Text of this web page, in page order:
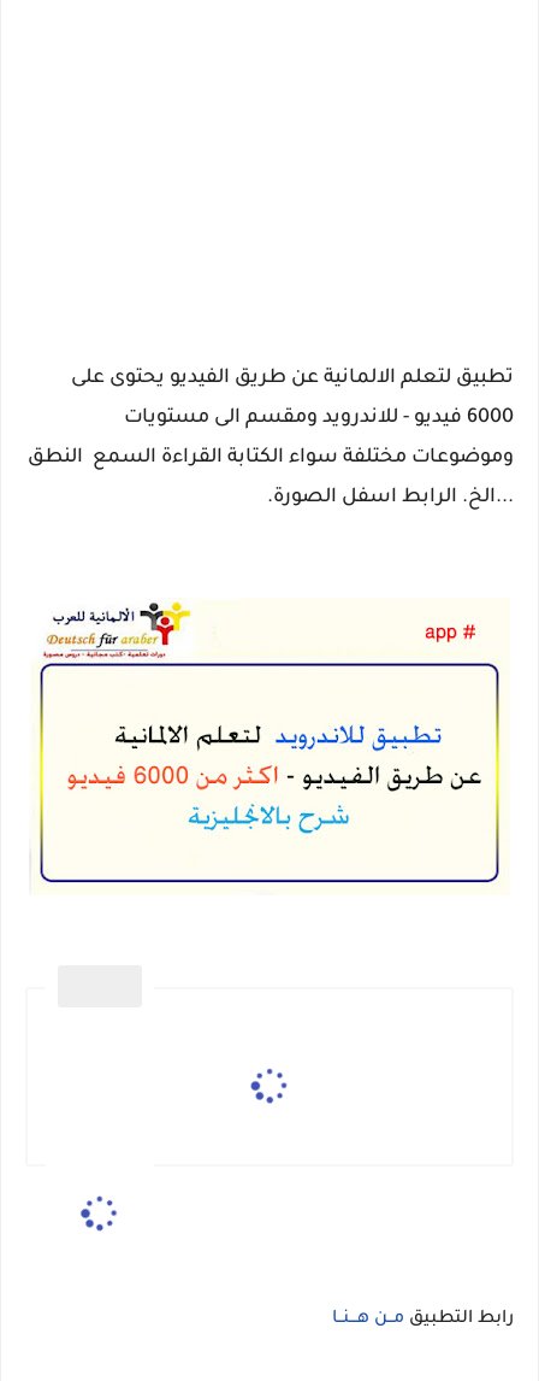
تطبيق لتعلم الالمانية عن طريق الفيديو يحتوى على
6000 فيديو - للاندرويد و
مقسم الى مستويات
وموضوعات مختلفة سواء الكتابة القراءة السمع النطق
...الخ. الرابط اسفل الصورة.
رابط التطبيق مــن هـــنــا